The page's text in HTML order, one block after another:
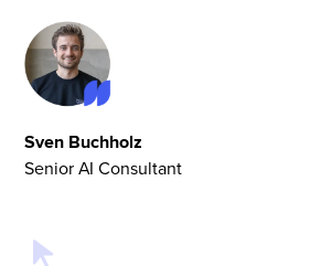
Sven Buchholz
Senior AI Consultant